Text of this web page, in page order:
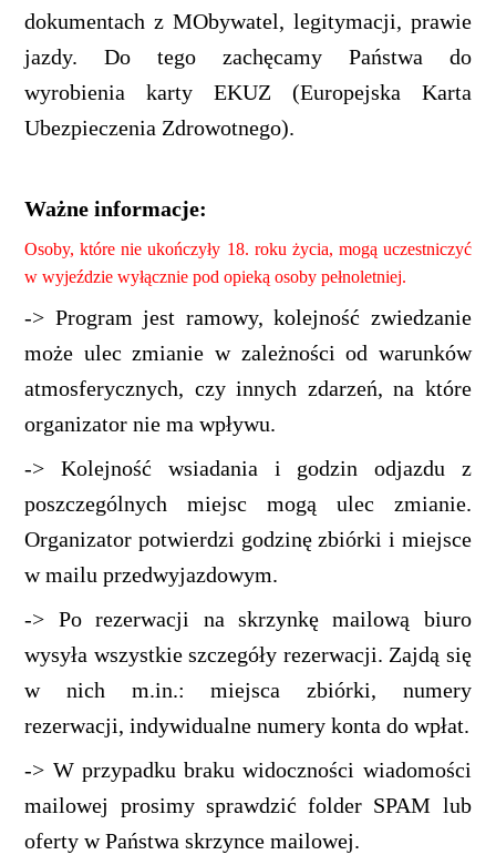
dokumentach z MObywatel, legitymacji, prawie
jazdy. Do tego zachęcamy Państwa do
wyrobienia karty EKUZ (Europejska Karta
Ubezpieczenia Zdrowotnego).
Ważne informacje:
Osoby, które nie ukończyły 18. roku życia, mogą uczestniczyć
w wyjeździe wyłącznie pod opieką osoby pełnoletniej.
-> Program jest ramowy, kolejność zwiedzanie
może ulec zmianie w zależności od warunków
atmosferycznych, czy innych zdarzeń, na które
organizator nie ma wpływu.
-> Kolejność wsiadania i godzin odjazdu z
poszczególnych miejsc mogą ulec zmianie.
Organizator potwierdzi godzinę zbiórki i miejsce
w mailu przedwyjazdowym.
-> Po rezerwacji na skrzynkę mailową biuro
wysyła wszystkie szczegóły rezerwacji. Zajdą się
w nich m.in.: miejsca zbiórki, numery
rezerwacji, indywidualne numery konta do wpłat.
-> W przypadku braku widoczności wiadomości
mailowej prosimy sprawdzić folder SPAM lub
oferty w Państwa skrzynce mailowej.